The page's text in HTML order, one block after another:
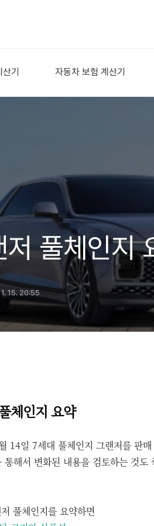
기 자동차 보험 계산기
풀체인지
15. 20:55
체인지 요약
14일 7세대 풀체인지 그랜저를 판
통해서 변화된 내용을 검토하는 것도
풀체인지를 요약하면